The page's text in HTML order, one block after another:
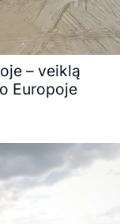
– veiklą
Europoje